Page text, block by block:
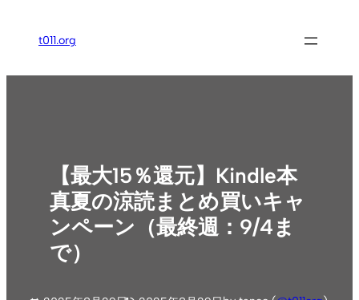
ス
t011.org
【最大15％還元】Kindle本
真夏の涼読まとめ買いキャ
ンペーン（最終週：9/4ま
で）